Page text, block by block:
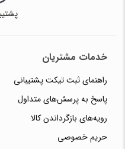
خدمات مشتریان
راهنمای ثبت تیکت پشتیبانی
پاسخ به پرسش‌های متداول
رویه‌های بازگرداندن کالا
حریم خصوصی